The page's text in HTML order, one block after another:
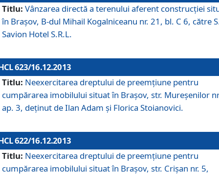
Titlu: Vânzarea directă a terenului aferent construcţiei
în Braşov, B-dul Mihail Kogalniceanu nr. 21, bl. C 6, către
Savion Hotel S.R.L.
623/16.12.2013
Titlu: Neexercitarea dreptului de preemţiune pentru
cumpărarea imobilului situat în Braşov, str. Mureşenilor
ap. 3, deţinut de Ilan Adam şi Florica Stoianovici.
622/16.12.2013
Titlu: Neexercitarea dreptului de preemţiune pentru
cumpărarea imobilului situat în Braşov, str. Crişan nr. 5,